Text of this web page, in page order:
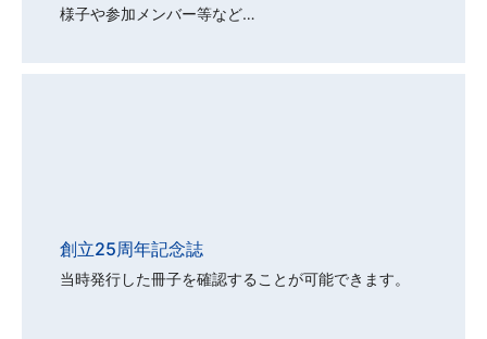
様子や参加メンバー等など…
創立25周年記念誌
当時発行した冊子を確認することが可能できます。